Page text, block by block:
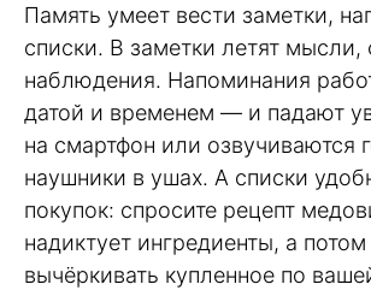
Память умеет вести заметки,
списки. В заметки летят мысли,
наблюдения. Напоминания
датой и временем — и падают
на смартфон или озвучиваются
наушники в ушах. А списки
покупок: спросите рецепт
надиктует ингредиенты, а
вычёркивать купленное по